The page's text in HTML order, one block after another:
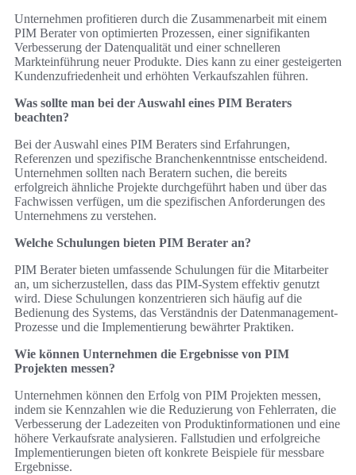
Unternehmen profitieren durch die Zusammenarbeit mit einem
PIM Berater von optimierten Prozessen, einer signifikanten
Verbesserung der Datenqualität und einer schnelleren
Markteinführung neuer Produkte. Dies kann zu einer gesteigerten
Kundenzufriedenheit und erhöhten Verkaufszahlen führen.
Was sollte man bei der Auswahl eines PIM Beraters
beachten?
Bei der Auswahl eines PIM Beraters sind Erfahrungen,
Referenzen und spezifische Branchenkenntnisse entscheidend.
Unternehmen sollten nach Beratern suchen, die bereits
erfolgreich ähnliche Projekte durchgeführt haben und über das
Fachwissen verfügen, um die spezifischen Anforderungen des
Unternehmens zu verstehen.
Welche Schulungen bieten PIM Berater an?
PIM Berater bieten umfassende Schulungen für die Mitarbeiter
an, um sicherzustellen, dass das PIM-System effektiv genutzt
wird. Diese Schulungen konzentrieren sich häufig auf die
Bedienung des Systems, das Verständnis der Datenmanagement-
Prozesse und die Implementierung bewährter Praktiken.
Wie können Unternehmen die Ergebnisse von PIM
Projekten messen?
Unternehmen können den Erfolg von PIM Projekten messen,
indem sie Kennzahlen wie die Reduzierung von Fehlerraten, die
Verbesserung der Ladezeiten von Produktinformationen und eine
höhere Verkaufsrate analysieren. Fallstudien und erfolgreiche
Implementierungen bieten oft konkrete Beispiele für messbare
Ergebnisse.